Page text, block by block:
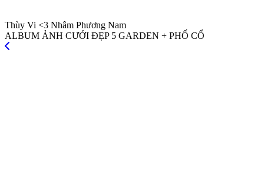
Thùy Vi <3 Nhâm Phương Nam
ALBUM ẢNH CƯỚI ĐẸP 5 GARDEN + PHỐ CỔ